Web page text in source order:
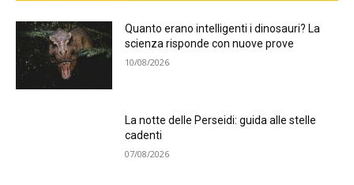
Quanto erano intelligenti i dinosauri? La
scienza risponde con nuove prove
10/08/2026
La notte delle Perseidi: guida alle stelle
cadenti
07/08/2026